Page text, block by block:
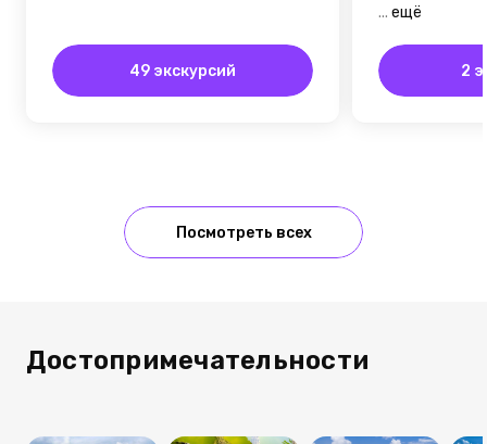
49 экскурсий
... ещё
2
Посмотреть всех
Достопримечательности